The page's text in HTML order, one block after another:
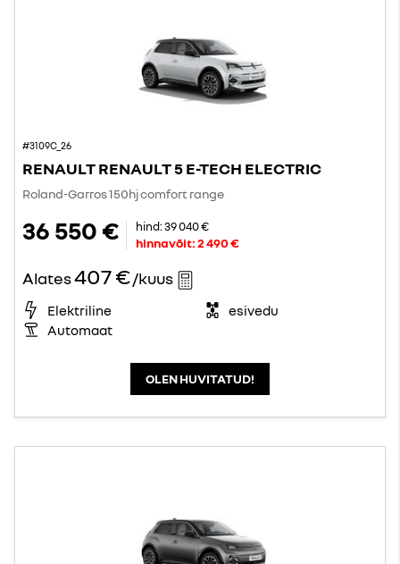
#3109C_26
RENAULT RENAULT 5 E-TECH ELECTRIC
Roland-Garros 150hj comfort range
36 550 € hind:39 040 €
hinnavõit:2 490 €
Alates407 €/kuus
Elektriline
esivedu
Automaat
OLEN HUVITATUD!